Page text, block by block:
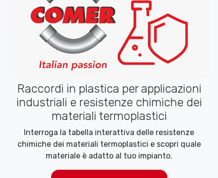
Raccordi in plastica per applicazioni
industriali e resistenze chimiche dei
materiali termoplastici
Interroga la tabella interattiva delle resistenze
chimiche dei materiali termoplastici e scopri quale
materiale è adatto al tuo impianto.